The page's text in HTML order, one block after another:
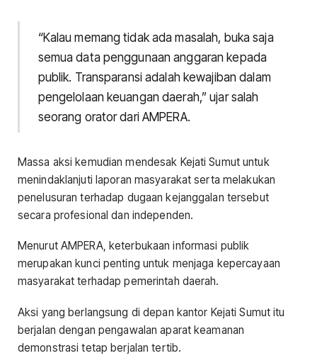
“Kalau memang tidak ada masalah, buka saja
semua data penggunaan anggaran kepada
publik. Transparansi adalah kewajiban dalam
pengelolaan keuangan daerah,” ujar salah
seorang orator dari AMPERA.
Massa aksi kemudian mendesak Kejati Sumut untuk
menindaklanjuti laporan masyarakat serta melakukan
penelusuran terhadap dugaan kejanggalan tersebut
secara profesional dan independen.
Menurut AMPERA, keterbukaan informasi publik
merupakan kunci penting untuk menjaga kepercayaan
masyarakat terhadap pemerintah daerah.
Aksi yang berlangsung di depan kantor Kejati Sumut itu
berjalan dengan pengawalan aparat keamanan
demonstrasi tetap berjalan tertib.